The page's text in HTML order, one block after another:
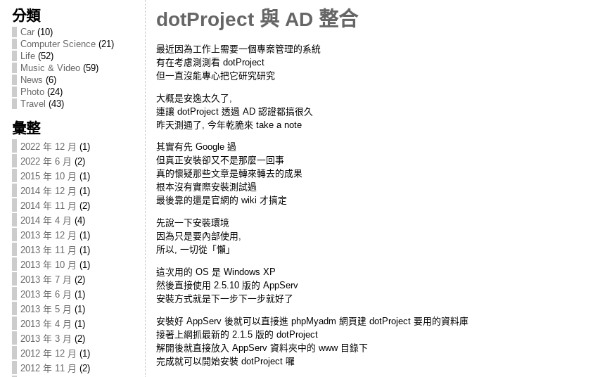
分類
Car(10)
Computer Science(21)
Life(52)
Music & Video(59)
News (6)
Photo(24)
Travel (43)
彙整
2022 年 12 月 (1)
2022 年 6 月 (2)
2015 年 10 月 (1)
2014 年 12 月 (1)
2014 年 11 月 (2)
2014 年 4 月 (4)
2013 年 12 月 (1)
2013 年 11 月 (1)
2013 年 10 月 (1)
2013 年 7 月 (2)
2013 年 6 月 (1)
2013 年 5 月 (1)
2013 年 4 月 (1)
2013 年 3 月 (2)
2012 年 12 月 (1)
2012 年 11 月 (2)
dotProject 與 AD 整合
最近因為工作上需要一個專案管理的系統
有在考慮測測看 dotProject
但一直沒能專心把它研究研究
大概是安逸太久了,
連讓 dotProject 透過 AD 認證都搞很久
昨天測通了, 今年乾脆來 take a note
其實有先 Google 過
但真正安裝卻又不是那麼一回事
真的懷疑那些文章是轉來轉去的成果
根本沒有實際安裝測試過
最後靠的還是官網的 wiki 才搞定
先說一下安裝環境
因為只是要內部使用,
所以, 一切從「懶」
這次用的 OS 是 Windows XP
然後直接使用 2.5.10 版的 AppServ
安裝方式就是下一步下一步就好了
安裝好 AppServ 後就可以直接進 phpMyadm 網頁建 dotProject 要用的資料庫
接著上網抓最新的 2.1.5 版的 dotProject
解開後就直接放入 AppServ 資料夾中的 www 目錄下
完成就可以開始安裝 dotProject 囉